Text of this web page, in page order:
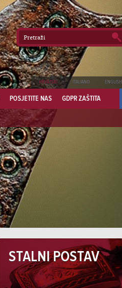
HRVATSKI ITALIANO ENGLISH
POSJETITE NAS GDPR ZAŠTITA
STALNI POSTAV